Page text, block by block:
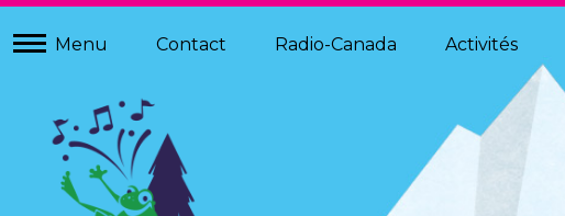
Menu Contact Radio-Canada Activités
À PROPOS
HISTORIQUE
CHANSON THÈME